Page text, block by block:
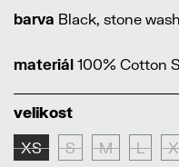
barva Black, stone
materiál 100% Cotton
velikost
XS S M L